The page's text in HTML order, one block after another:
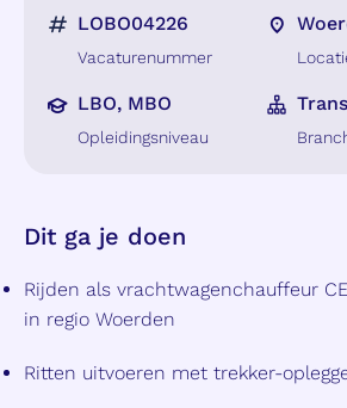
LOBO04226
Vacaturenummer
LBO, MBO
Opleidingsniveau
Dit ga je doen
Rijden als vrachtwagenchauffeur
in regio Woerden
Ritten uitvoeren met trekker-